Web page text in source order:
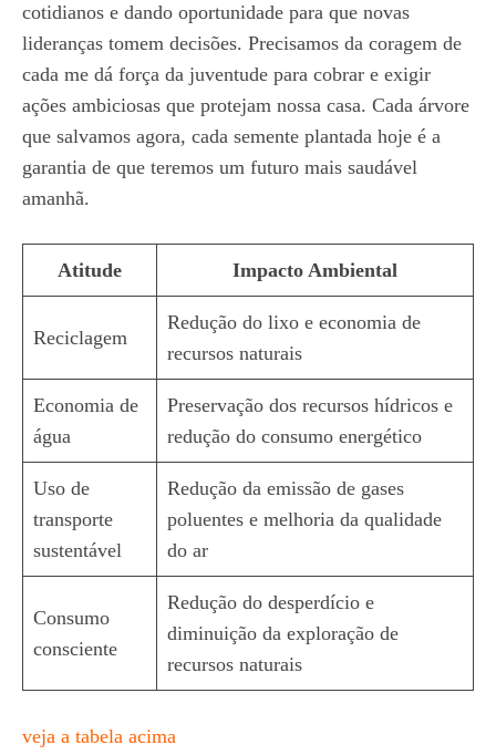
cotidianos e dando oportunidade para que novas
lideranças tomem decisões. Precisamos da coragem de
cada me dá força da juventude para cobrar e exigir
ações ambiciosas que protejam nossa casa. Cada árvore
que salvamos agora, cada semente plantada hoje é a
garantia de que teremos um futuro mais saudável
amanhã.
Atitude Impacto Ambiental
Reciclagem
Redução do lixo e economia de
recursos naturais
Economia de
água
Preservação dos recursos hídricos e
redução do consumo energético
Uso de
transporte
sustentável
Redução da emissão de gases
poluentes e melhoria da qualidade
do ar
Consumo
consciente
Redução do desperdício e
diminuição da exploração de
recursos naturais
veja a tabela acima